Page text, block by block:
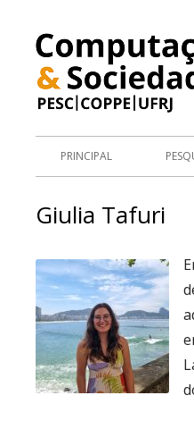
conteúdo
Menu
PRINCIPAL
Giulia Tafuri